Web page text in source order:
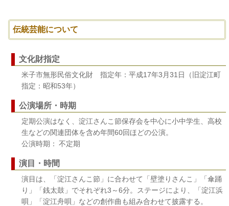
伝統芸能について
文化財指定
米子市無形民俗文化財 指定年：平成17年3月31日（旧淀江町
指定：昭和53年）
公演場所・時期
定期公演はなく、淀江さんこ節保存会を中心に小中学生、高校
生などの関連団体を含め年間60回ほどの公演。
公演時期： 不定期
演目・時間
演目は、「淀江さんこ節」に合わせて「壁塗りさんこ」「傘踊
り」「銭太鼓」でそれぞれ3～6分。ステージにより、「淀江浜
唄」「淀江舟唄」などの創作曲も組み合わせて披露する。